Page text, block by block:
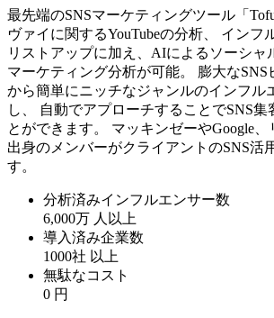
最先端のSNSマーケティングツール「
ヴァイに関するYouTubeの分析、 インフ
リストアップに加え、AIによるソーシャ
マーケティング分析が可能。 膨大なSNS
から簡単にニッチなジャンルのインフル
し、 自動でアプローチすることでSNS集
とができます。 マッキンゼーやGoogle
出身のメンバーがクライアントのSNS活
す。
分析済みインフルエンサー数
6,000万 人以上
導入済み企業数
1000社 以上
無駄なコスト
0 円